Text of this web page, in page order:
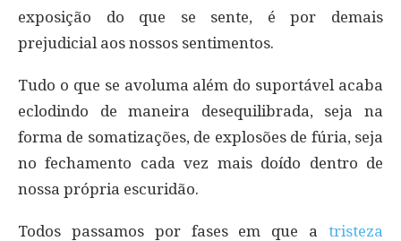
exposição do que se sente, é por demais
prejudicial aos nossos sentimentos.
Tudo o que se avoluma além do suportável acaba
eclodindo de maneira desequilibrada, seja na
forma de somatizações, de explosões de fúria, seja
no fechamento cada vez mais doído dentro de
nossa própria escuridão.
Todos passamos por fases em que a
tristeza